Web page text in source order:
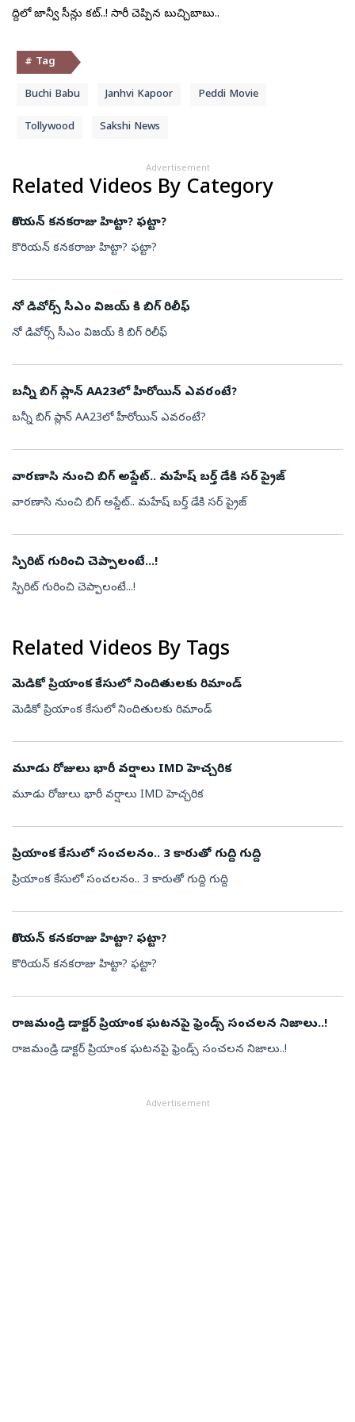
పెద్దిలో జాన్వీ సీన్లు కట్..! సారీ చెప్పిన బుచ్చిబాబు..
# Tag
Buchi Babu Janhvi Kapoor Peddi Movie
Tollywood Sakshi News
Advertisement
Related Videos By Category
కొరియన్ కనకరాజు హిట్టా? ఫట్టా?
కొరియన్ కనకరాజు హిట్టా? ఫట్టా?
నో డివోర్స్ సీఎం విజయ్ కి బిగ్ రిలీఫ్
నో డివోర్స్ సీఎం విజయ్ కి బిగ్ రిలీఫ్
బన్నీ బిగ్ ప్లాన్ AA23లో హీరోయిన్ ఎవరంటే?
బన్నీ బిగ్ ప్లాన్ AA23లో హీరోయిన్ ఎవరంటే?
వారణాసి నుంచి బిగ్ అప్డేట్.. మహేష్ బర్త్ డేకి సర్ ప్రైజ్
వారణాసి నుంచి బిగ్ అప్డేట్.. మహేష్ బర్త్ డేకి సర్ ప్రైజ్
స్పిరిట్ గురించి చెప్పాలంటే...!
స్పిరిట్ గురించి చెప్పాలంటే...!
Related Videos By Tags
మెడికో ప్రియాంక కేసులో నిందితులకు రిమాండ్
మెడికో ప్రియాంక కేసులో నిందితులకు రిమాండ్
మూడు రోజులు భారీ వర్షాలు IMD హెచ్చరిక
మూడు రోజులు భారీ వర్షాలు IMD హెచ్చరిక
ప్రియాంక కేసులో సంచలనం.. 3 కారుతో గుద్ది గుద్ది
ప్రియాంక కేసులో సంచలనం.. 3 కారుతో గుద్ది గుద్ది
కొరియన్ కనకరాజు హిట్టా? ఫట్టా?
కొరియన్ కనకరాజు హిట్టా? ఫట్టా?
రాజమండ్రి డాక్టర్ ప్రియాంక ఘటనపై ఫ్రెండ్స్ సంచలన నిజాలు..!
రాజమండ్రి డాక్టర్ ప్రియాంక ఘటనపై ఫ్రెండ్స్ సంచలన నిజాలు..!
Advertisement